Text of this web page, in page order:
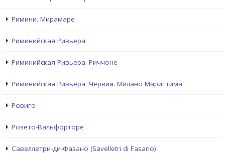
Римини. Мирамаре
Риминийская Ривьера
Риминийская Ривьера. Риччоне
Риминийская Ривьера. Червия. Милано Мариттима
Ровиго
Розето-Вальфорторе
Савеллетри-ди-Фазано (Savelletri di Fasano)